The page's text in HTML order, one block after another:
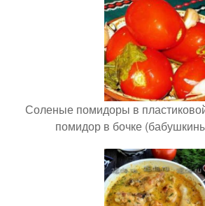
Соленые помидоры в
помидор в бочке